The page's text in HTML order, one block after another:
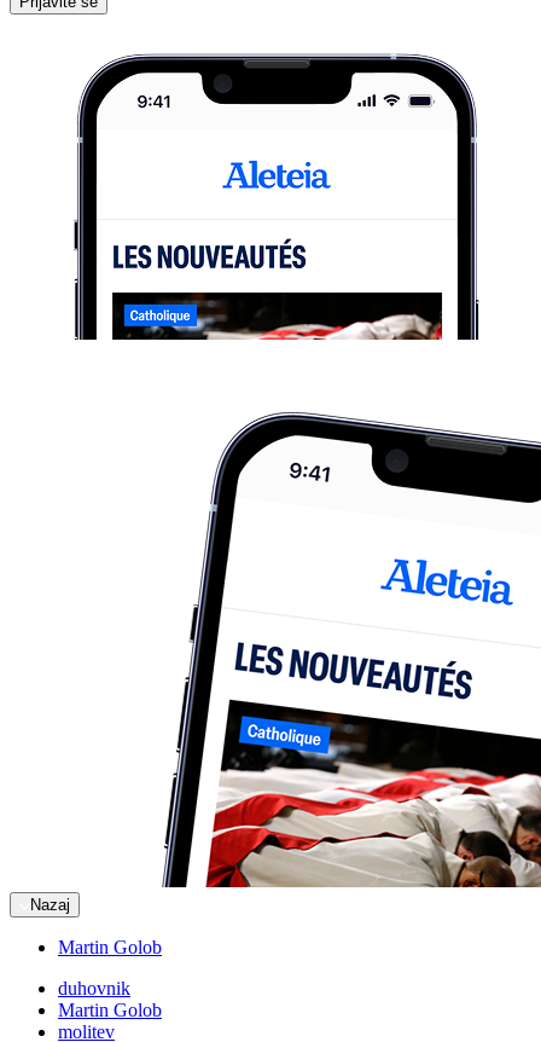
Nazaj
Martin Golob
duhovnik
Martin Golob
molitev